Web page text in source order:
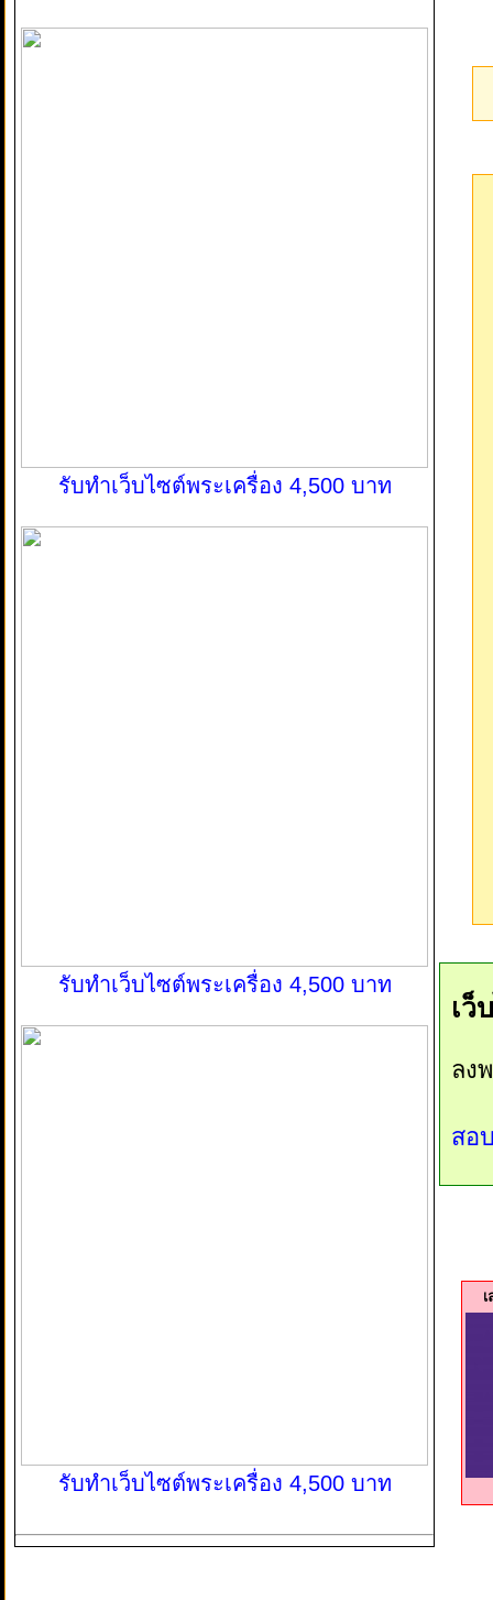
รับทำเว็บไซต์พระเครื่อง 4,500 บาท
รับทำเว็บไซต์พระเครื่อง 4,500 บาท
รับทำเว็บไซต์พระเครื่อง 4,500 บาท
เว็
ลง
สอ